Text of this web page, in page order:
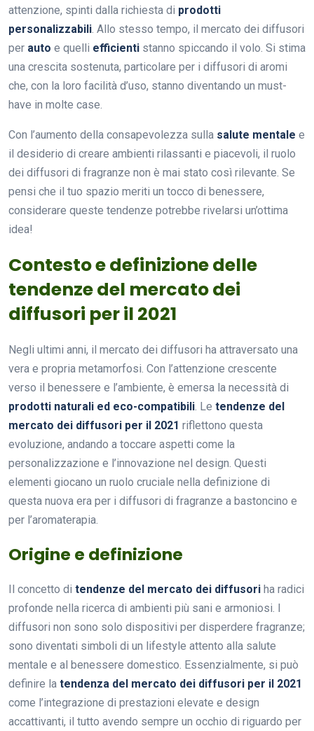
attenzione, spinti dalla richiesta di prodotti
personalizzabili . Allo stesso tempo, il mercato dei diffusori
per auto e quelli efficienti stanno spiccando il volo. Si stima
una crescita sostenuta, particolare per i diffusori di aromi
che, con la loro facilità d’uso, stanno diventando un must-
have in molte case.
Con l’aumento della consapevolezza sulla salute mentale e
il desiderio di creare ambienti rilassanti e piacevoli, il ruolo
dei diffusori di fragranze non è mai stato così rilevante. Se
pensi che il tuo spazio meriti un tocco di benessere,
considerare queste tendenze potrebbe rivelarsi un’ottima
idea!
Contesto e definizione delle
tendenze del mercato dei
diffusori per il 2021
Negli ultimi anni, il mercato dei diffusori ha attraversato una
vera e propria metamorfosi. Con l’attenzione crescente
verso il benessere e l’ambiente, è emersa la necessità di
prodotti naturali ed eco-compatibili . Le tendenze del
mercato dei diffusori per il 2021 riflettono questa
evoluzione, andando a toccare aspetti come la
personalizzazione e l’innovazione nel design. Questi
elementi giocano un ruolo cruciale nella definizione di
questa nuova era per i diffusori di fragranze a bastoncino e
per l’aromaterapia.
Origine e definizione
Il concetto di tendenze del mercato dei diffusori ha radici
profonde nella ricerca di ambienti più sani e armoniosi. I
diffusori non sono solo dispositivi per disperdere fragranze;
sono diventati simboli di un lifestyle attento alla salute
mentale e al benessere domestico. Essenzialmente, si può
definire la tendenza del mercato dei diffusori per il 2021
come l’integrazione di prestazioni elevate e design
accattivanti, il tutto avendo sempre un occhio di riguardo per